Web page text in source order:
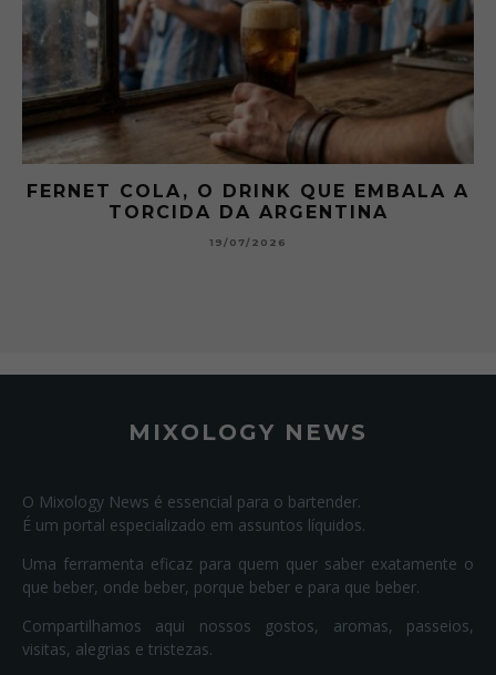
FERNET COLA, O DRINK QUE EMBALA A
TORCIDA DA ARGENTINA
19/07/2026
MIXOLOGY NEWS
O Mixology News é essencial para o bartender.
É um portal especializado em assuntos líquidos.
Uma ferramenta eficaz para quem quer saber exatamente o
que beber, onde beber, porque beber e para que beber.
Compartilhamos aqui nossos gostos, aromas, passeios,
visitas, alegrias e tristezas.